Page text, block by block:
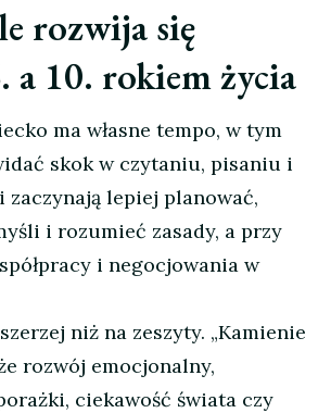
rozwija się
a 10. rokiem życia
ma własne tempo, w tym
skok w czytaniu, pisaniu i
lepiej planować,
i rozumieć zasady, a przy
i negocjowania w
niż na zeszyty. „Kamienie
rozwój emocjonalny,
ciekawość świata czy